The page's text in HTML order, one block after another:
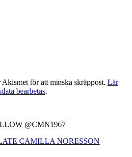
för att minska skräppost. Lär
bearbetas.
@CMN1967
CAMILLA NORESSON